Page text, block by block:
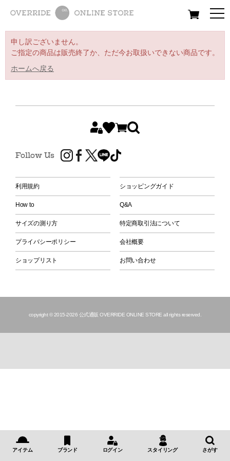
All Women Men
申し訳ございません。
ご指定の商品は販売終了か、ただ今お取扱いできない商品です。
ホームへ戻る
Follow Us
利用規約 ショッピングガイド
How to Q&A
サイズの測り方 特定商取引法について
プライバシーポリシー 会社概要
ショップリスト お問い合わせ
copyright © 2015-2026 公式通販 OVERRIDE ONLINE STORE all rights reserved.
アイテム ブランド ログイン スタイリング さがす